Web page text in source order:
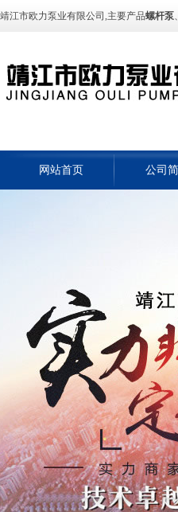
靖江市欧力泵业有限公司,主要产品螺杆泵、
网站首页 公司